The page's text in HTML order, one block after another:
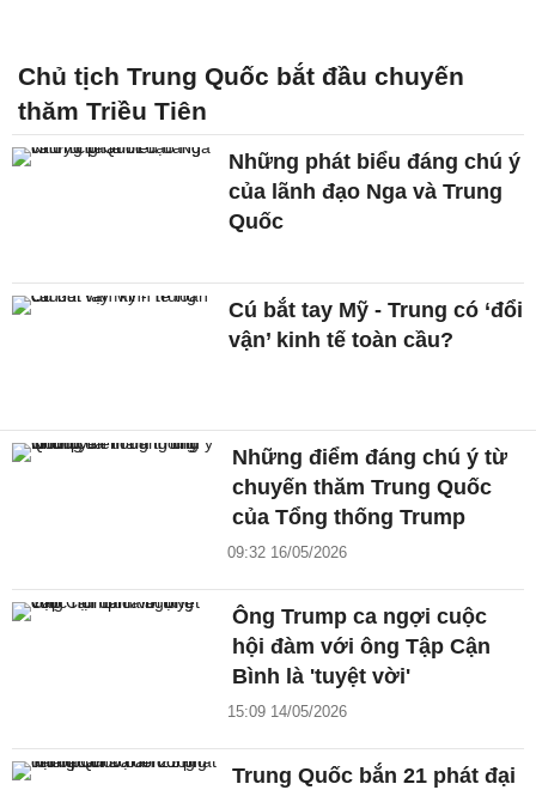
Chủ tịch Trung Quốc bắt đầu chuyến
thăm Triều Tiên
Những phát biểu đáng chú ý
của lãnh đạo Nga và Trung
Quốc
Cú bắt tay Mỹ - Trung có ‘đổi
vận’ kinh tế toàn cầu?
Những điểm đáng chú ý từ
chuyến thăm Trung Quốc
của Tổng thống Trump
09:32 16/05/2026
Ông Trump ca ngợi cuộc
hội đàm với ông Tập Cận
Bình là 'tuyệt vời'
15:09 14/05/2026
Trung Quốc bắn 21 phát đại